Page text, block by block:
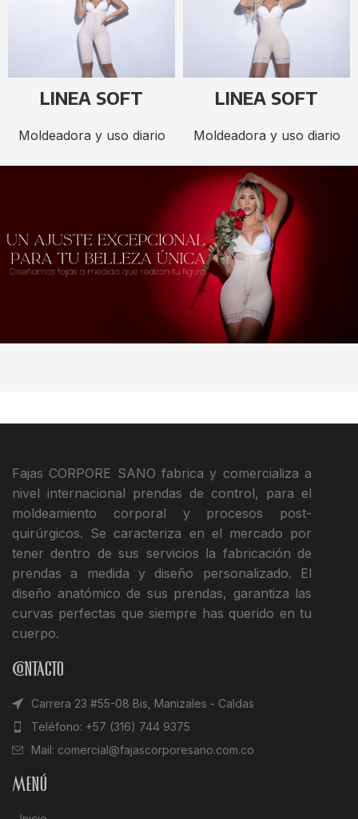
LINEA SOFT
Moldeadora y uso diario
LINEA SOFT
Moldeadora y uso diario
Fajas CORPORE SANO fabrica y comercializa a
nivel internacional prendas de control, para el
moldeamiento corporal y procesos post-
quirúrgicos. Se caracteriza en el mercado por
tener dentro de sus servicios la fabricación de
prendas a medida y diseño personalizado. El
diseño anatómico de sus prendas, garantiza las
curvas perfectas que siempre has querido en tu
cuerpo.
Contacto
Carrera 23 #55-08 Bis, Manizales - Caldas
Teléfono: +57 (316) 744 9375
Mail: comercial@fajascorporesano.com.co
Menú